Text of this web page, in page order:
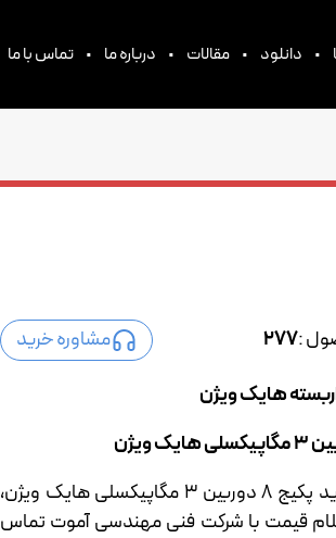
• دانلود • مقالات • درباره ما • تماس با ما
:
277
مشاوره خرید
هایک ویژن
قیمت و خرید پکیج 8 دوربین 3 مگاپیکسلی هایک ویژن،
قیمت با شرکت فنی مهندسی آموت تماس